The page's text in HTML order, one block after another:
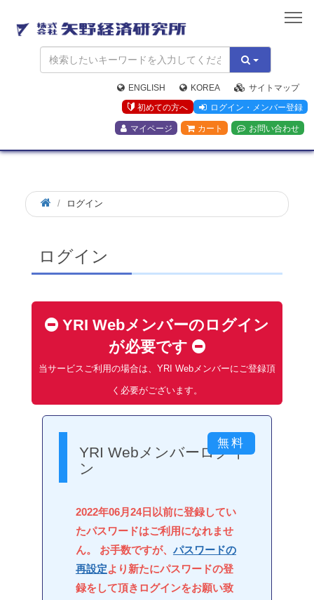
矢
野
経
済
研
究
所
ENGLISH KOREA
サイトマップ
初めての方へ
ログイン・メンバー登録
マイページ カート お問い合わせ
ログイン
ログイン
YRI Webメンバーのログイン
が必要です
当サービスご利用の場合は、YRI Webメンバーにご登録頂
く必要がございます。
YRI Webメンバーログイ
ン
2022年06月24日以前に登録してい
たパスワードはご利用になれませ
ん。 お手数ですが、 パスワードの
再設定より新たにパスワードの登
録をして頂きログインをお願い致